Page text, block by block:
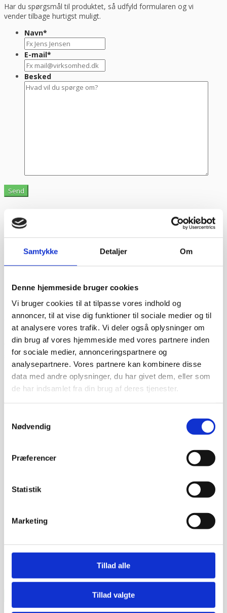
Samtykke Detaljer Om
Denne hjemmeside bruger cookies
Vi bruger cookies til at tilpasse vores indhold og
annoncer, til at vise dig funktioner til sociale medier og til
at analysere vores trafik. Vi deler også oplysninger om
din brug af vores hjemmeside med vores partnere inden
for sociale medier, annonceringspartnere og
analysepartnere. Vores partnere kan kombinere disse
data med andre oplysninger, du har givet dem, eller som
de har indsamlet fra din brug af deres tjenester.
Nødvendig
Præferencer
Statistik
Marketing
Tillad alle
Tillad valgte
Har du spørgsmål til produktet, så udfyld formularen og vi
vender tilbage hurtigst muligt.
Navn*
E-mail*
Besked
Prismatch - Laveste pris!
Har du fundet et billigere produkt som vi skal pris matche?
Vi skal blot modtage et link hvor den tiltalte pris er set,
således vi kan vende tilbage med den skarpeste pris.
Set pris:
Link:*
TLF nr.*